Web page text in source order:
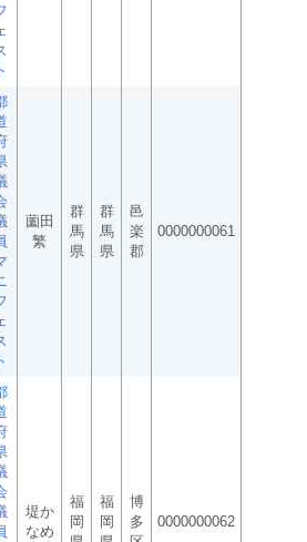
薗田
繁
群
馬
県
群
馬
県
邑
楽
郡
0000000061
堤か
なめ
福
岡
福
岡
博
多
0000000062